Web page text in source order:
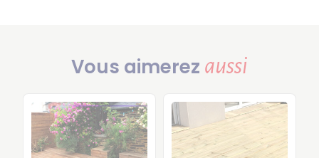
Vous aimerez aussi